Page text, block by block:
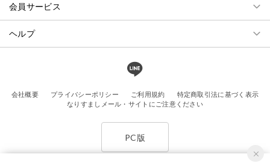
会員サービス
ヘルプ
会社概要 プライバシーポリシー ご利用規約
特定商取引法に基づく表示
なりすましメール・サイトにご注意ください
PC版